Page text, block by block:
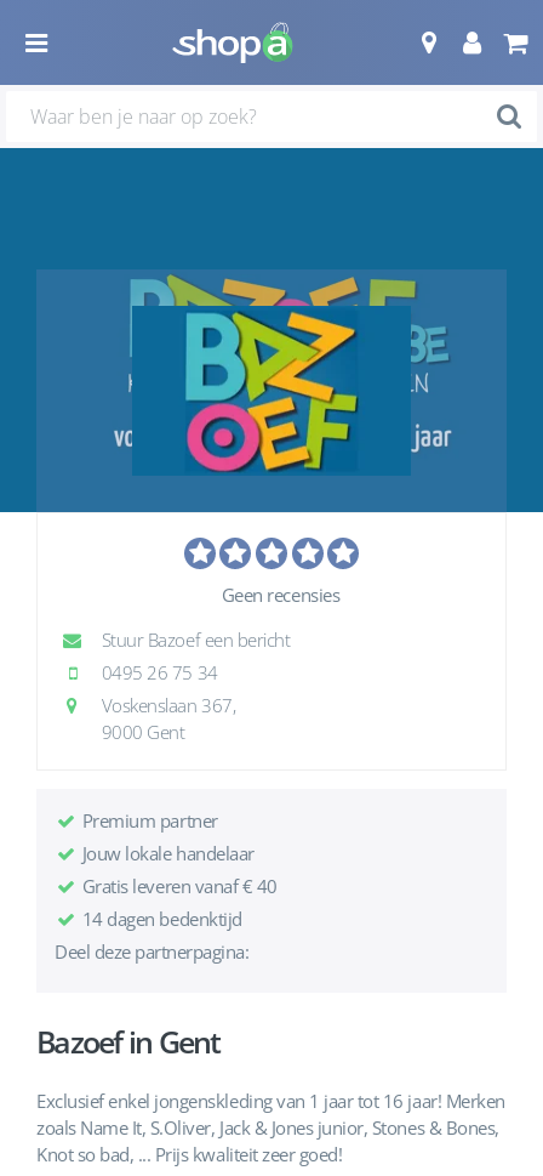
Geen recensies
Stuur Bazoef een bericht
0495 26 75 34
Voskenslaan 367,
9000 Gent
Premium partner
Jouw lokale handelaar
Gratis leveren vanaf € 40
14 dagen bedenktijd
Deel deze partnerpagina:
Bazoef in Gent
Exclusief enkel jongenskleding van 1 jaar tot 16 jaar! Merken
zoals Name It, S.Oliver, Jack & Jones junior, Stones & Bones,
Knot so bad, ... Prijs kwaliteit zeer goed!